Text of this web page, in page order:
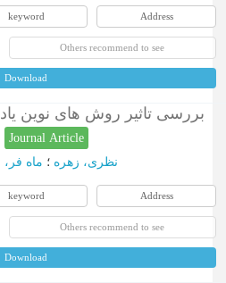
keyword Address
Others recommend to see
Download
بررسی تاثیر روش های نوین
Journal Article
نظری، زهره ؛ ماه فر،
keyword Address
Others recommend to see
Download